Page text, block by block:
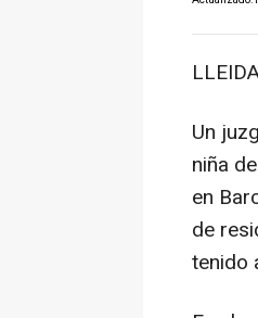
Un
niña
en
de
tenido